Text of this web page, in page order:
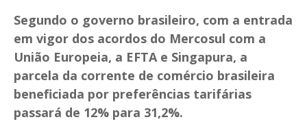
Segundo o governo brasileiro, com a entrada
em vigor dos acordos do Mercosul com a
União Europeia, a EFTA e Singapura, a
parcela da corrente de comércio brasileira
beneficiada por preferências tarifárias
passará de 12% para 31,2%.